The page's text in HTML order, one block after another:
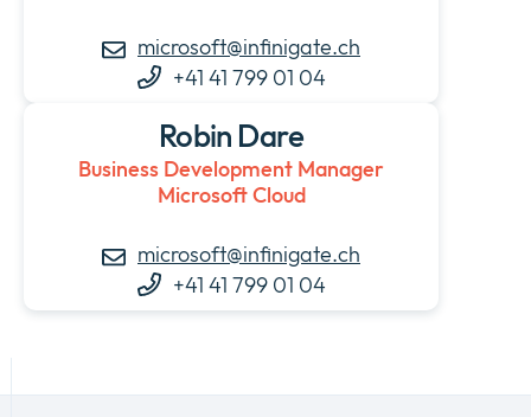
microsoft@infinigate.ch
+41 41 799 01 04
Robin Dare
Business Development Manager
Microsoft Cloud
microsoft@infinigate.ch
+41 41 799 01 04